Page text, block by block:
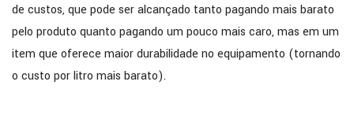
de custos, que pode ser alcançado tanto pagando mais barato
pelo produto quanto pagando um pouco mais caro, mas em um
item que oferece maior durabilidade no equipamento (tornando
o custo por litro mais barato).